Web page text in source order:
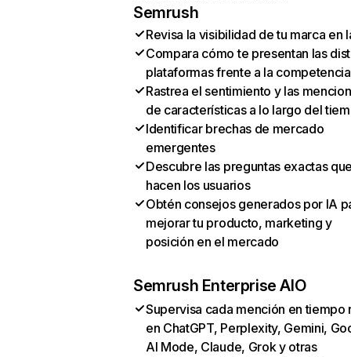
Semrush
Revisa la visibilidad de tu marca en
Compara cómo te presentan las
plataformas frente a la competencia
Rastrea el sentimiento y las
de características a lo largo del
Identificar brechas de mercado
emergentes
Descubre las preguntas exactas
hacen los usuarios
Obtén consejos generados por IA
mejorar tu producto, marketing y
posición en el mercado
Semrush Enterprise AIO
Supervisa cada mención en tiempo
en ChatGPT, Perplexity, Gemini,
AI Mode, Claude, Grok y otras